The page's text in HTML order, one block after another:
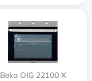
Beko OIG 22100 X